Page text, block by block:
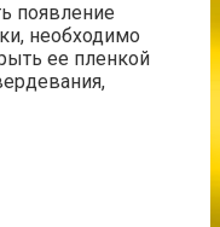
появление
необходимо
ее пленкой